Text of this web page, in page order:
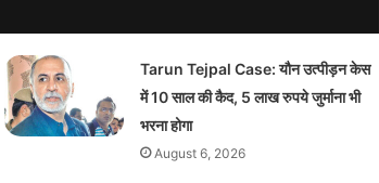
Tarun Tejpal Case: यौन उत्पीड़न केस
में 10 साल की कैद, 5 लाख रुपये जुर्माना भी
भरना होगा
August 6, 2026